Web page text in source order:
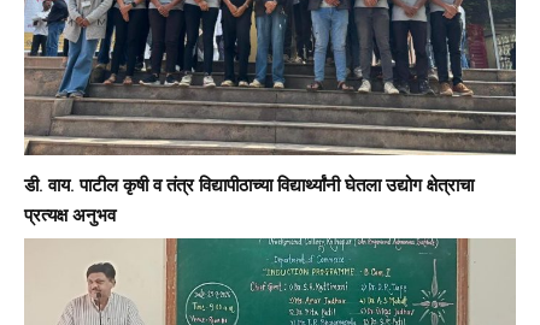
डी. वाय. पाटील कृषी व तंत्र विद्यापीठाच्या विद्यार्थ्यांनी घेतला उद्योग क्षेत्राचा
प्रत्यक्ष अनुभव